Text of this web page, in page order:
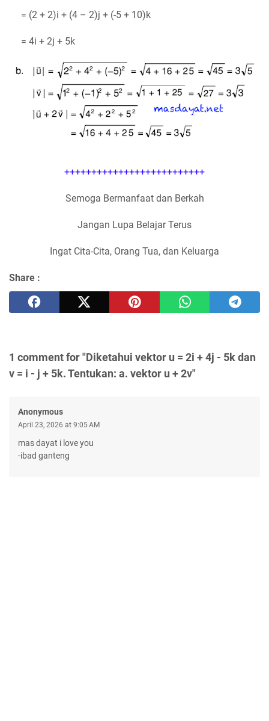
= (2 + 2)i + (4 – 2)j + (-5 + 10)k
= 4i + 2j + 5k
++++++++++++++++++++++++++
Semoga Bermanfaat dan Berkah
Jangan Lupa Belajar Terus
Ingat Cita-Cita, Orang Tua, dan Keluarga
Share :
1 comment for "Diketahui vektor u = 2i + 4j - 5k dan
v = i - j + 5k. Tentukan: a. vektor u + 2v"
Anonymous
April 23, 2026 at 9:05 AM
mas dayat i love you
-ibad ganteng